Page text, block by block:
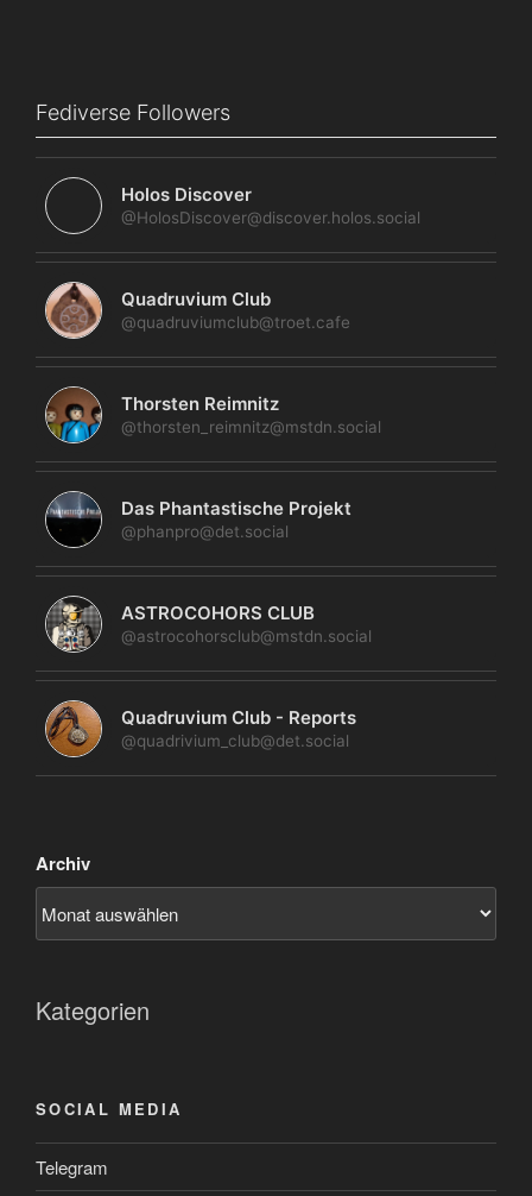
Fediverse Followers
Holos Discover
@HolosDiscover@discover.holos.social
Quadruvium Club
@quadruviumclub@troet.cafe
Thorsten Reimnitz
@thorsten_reimnitz@mstdn.social
Das Phantastische Projekt
@phanpro@det.social
ASTROCOHORS CLUB
@astrocohorsclub@mstdn.social
Quadruvium Club - Reports
@quadrivium_club@det.social
Archiv
Kategorien
SOCIAL MEDIA
Telegram